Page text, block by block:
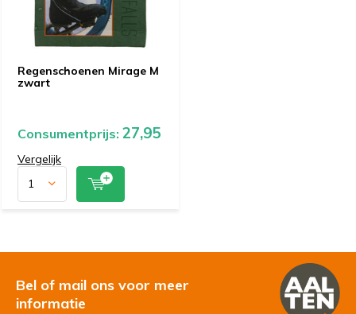
Regenschoenen Mirage M
zwart
Consumentprijs: 27,95
Vergelijk
Bel of mail ons voor meer
informatie